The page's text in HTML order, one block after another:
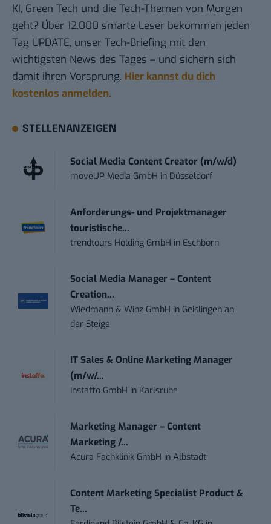
KI, Green Tech und die Tech-Themen von Morgen
geht? Über 12.000 smarte Leser bekommen jeden
Tag UPDATE, unser Tech-Briefing mit den
wichtigsten News des Tages – und sichern sich
damit ihren Vorsprung. Hier kannst du dich
kostenlos anmelden.
STELLENANZEIGEN
Social Media Content Creator (m/w/d)
moveUP Media GmbH in Düsseldorf
Anforderungs- und Projektmanager
touristische...
trendtours Holding GmbH in Eschborn
Social Media Manager – Content
Creation...
Wiedmann & Winz GmbH in Geislingen an
der Steige
IT Sales & Online Marketing Manager
(m/w/...
Instaffo GmbH in Karlsruhe
Marketing Manager – Content
Marketing /...
Acura Fachklinik GmbH inAlbstadt
Content Marketing Specialist Product &
Te...